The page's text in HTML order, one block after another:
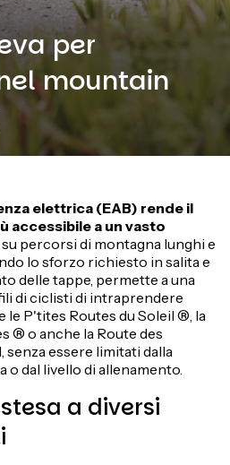
per
mountain
elettrica (EAB) rende il
accessibile a un vasto
percorsi di montagna lunghi e
lo sforzo richiesto in salita e
delle tappe, permette a una
di ciclisti di intraprendere
le P'tites Routes du Soleil ®, la
® o anche la Route des
senza essere limitati dalla
o dal livello di allenamento.
a diversi